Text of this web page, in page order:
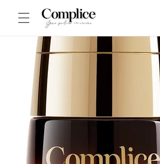
contenuto